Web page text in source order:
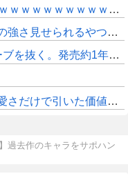
ｗｗｗｗｗｗｗｗｗｗ
せられるやつ一番すき
発売約1年で2368万台突破
けで引いた価値ある！
】過去作のキャラをサポハン